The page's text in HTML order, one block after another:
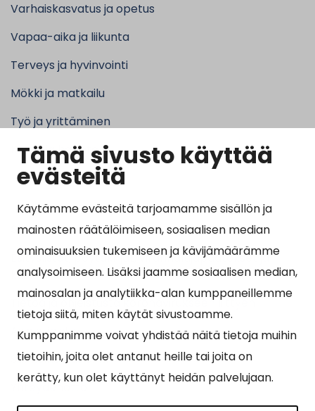
Tämä sivusto käyttää
evästeitä
Käytämme evästeitä tarjoamamme sisällön ja
mainosten räätälöimiseen, sosiaalisen median
ominaisuuksien tukemiseen ja kävijämäärämme
analysoimiseen. Lisäksi jaamme sosiaalisen median,
mainosalan ja analytiikka-alan kumppaneillemme
tietoja siitä, miten käytät sivustoamme.
Kumppanimme voivat yhdistää näitä tietoja muihin
tietoihin, joita olet antanut heille tai joita on
kerätty, kun olet käyttänyt heidän palvelujaan.
Varhaiskasvatus ja opetus
Vapaa-aika ja liikunta
Terveys ja hyvinvointi
Mökki ja matkailu
Työ ja yrittäminen
Kunta ja hallinto
Suosituimmat sivut
Esityslistat, pöytäkirjat, viranhaltijapäätökset ja
kuulutukset
Tietoa ja ohjeistusta koronavirukseen liittyen
Asiointipiste
Sähköinen asiointi
Yhteydenotto